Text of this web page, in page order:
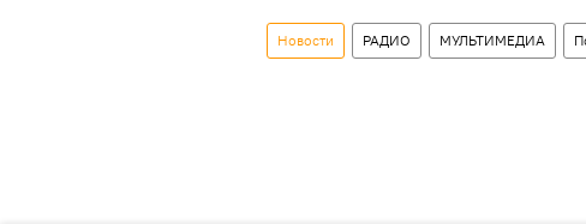
Новости РАДИО МУЛЬТИМЕДИА